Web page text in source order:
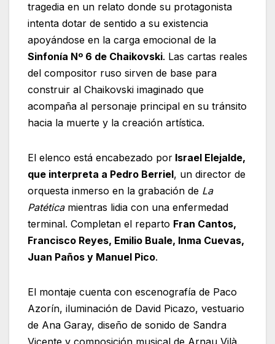
tragedia en un relato donde su protagonista
intenta dotar de sentido a su existencia
apoyándose en la carga emocional de la
Sinfonía Nº 6 de Chaikovski. Las cartas reales
del compositor ruso sirven de base para
construir al Chaikovski imaginado que
acompaña al personaje principal en su tránsito
hacia la muerte y la creación artística.
El elenco está encabezado por Israel Elejalde,
que interpreta a Pedro Berriel, un director de
orquesta inmerso en la grabación de La
Patéticamientras lidia con una enfermedad
terminal. Completan el reparto Fran Cantos,
Francisco Reyes, Emilio Buale, Inma Cuevas,
Juan Paños y Manuel Pico.
El montaje cuenta con escenografía de Paco
Azorín, iluminación de David Picazo, vestuario
de Ana Garay, diseño de sonido de Sandra